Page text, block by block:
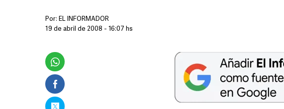
Por: EL INFORMADOR
19 de abril de 2008 - 16:07 hs